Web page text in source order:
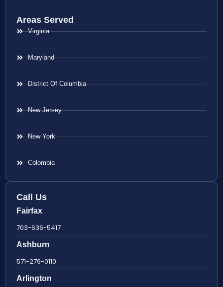
Areas Served
Virginia
Maryland
District Of Columbia
New Jersey
New York
Colombia
Call Us
Fairfax
703-636-5417
Ashburn
571-279-0110
Arlington